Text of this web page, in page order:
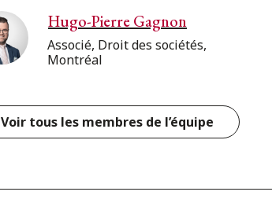
Hugo-Pierre Gagnon
Associé, Droit des sociétés,
Montréal
Voir tous les membres de l’équipe